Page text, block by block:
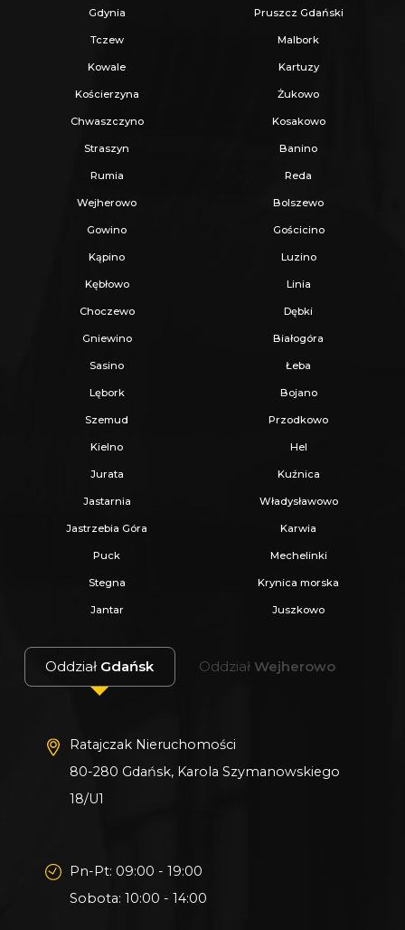
Gdynia Pruszcz Gdański
Tczew Malbork
Kowale Kartuzy
Kościerzyna Żukowo
Chwaszczyno Kosakowo
Straszyn Banino
Rumia Reda
Wejherowo Bolszewo
Gowino Gościcino
Kąpino Luzino
Kębłowo Linia
Choczewo Dębki
Gniewino Białogóra
Sasino Łeba
Lębork Bojano
Szemud Przodkowo
Kielno Hel
Jurata Kuźnica
Jastarnia Władysławowo
Jastrzebia Góra Karwia
Puck Mechelinki
Stegna Krynica morska
Jantar Juszkowo
Oddział Gdańsk Oddział Wejherowo
Ratajczak Nieruchomości
80-280 Gdańsk, Karola Szymanowskiego
18/U1
Pn-Pt: 09:00 - 19:00
Sobota: 10:00 - 14:00